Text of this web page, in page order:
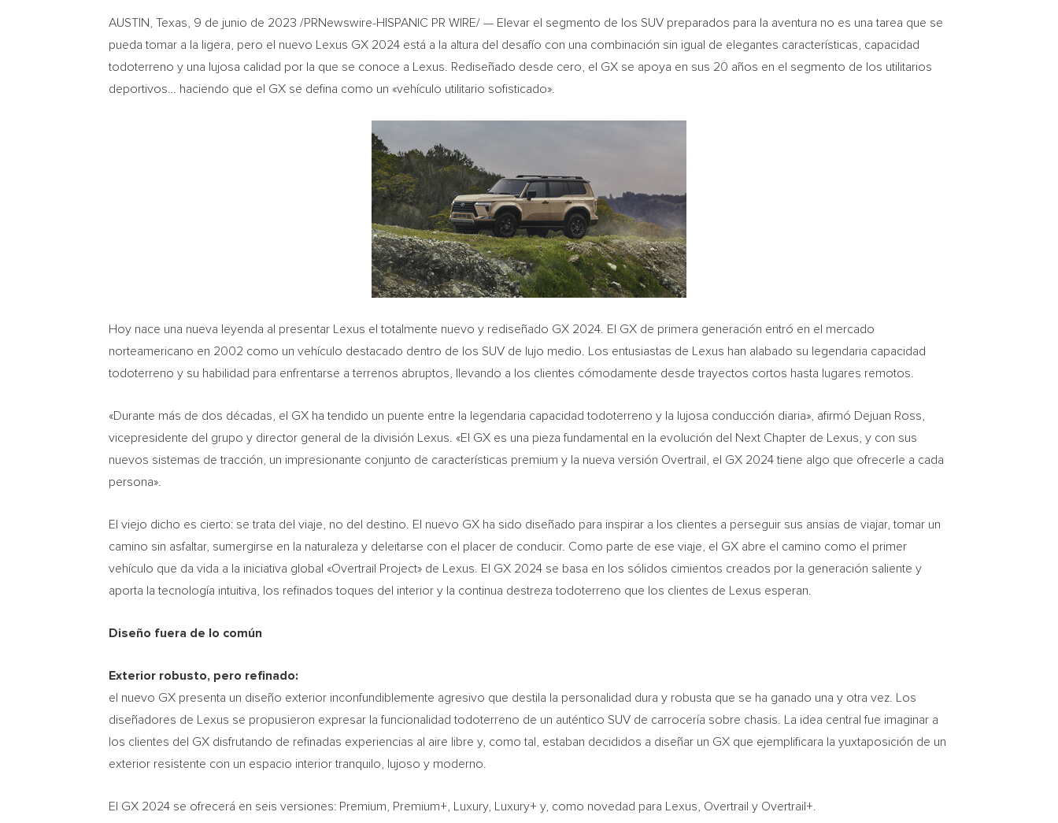
AUSTIN, Texas 9 de junio de 2023 /PRNewswire-HISPANIC PR WIRE/ — Elevar el segmento de los SUV preparados para la aventura no es una tarea que se
pueda tomar a la ligera, pero el nuevo Lexus GX 2024 está a la altura del desafío con una combinación sin igual de elegantes características, capacidad
todoterreno y una lujosa calidad por la que se conoce a Lexus. Rediseñado desde cero, el GX se apoya en sus 20 años en el segmento de los utilitarios
deportivos… haciendo que el GX se defina como un «vehículo utilitario sofisticado».
Hoy nace una nueva leyenda al presentar Lexus el totalmente nuevo y rediseñado GX 2024. El GX de primera generación entró en el mercado
norteamericano en 2002 como un vehículo destacado dentro de los SUV de lujo medio. Los entusiastas de Lexus han alabado su legendaria capacidad
todoterreno y su habilidad para enfrentarse a terrenos abruptos, llevando a los clientes cómodamente desde trayectos cortos hasta lugares remotos.
«Durante más de dos décadas, el GX ha tendido un puente entre la legendaria capacidad todoterreno y la lujosa conducción diaria», afirmó Dejuan Ross
vicepresidente del grupo y director general de la división Lexus. «El GX es una pieza fundamental en la evolución del Next Chapter de Lexus, y con sus
nuevos sistemas de tracción, un impresionante conjunto de características premium y la nueva versión Overtrail, el GX 2024 tiene algo que ofrecerle a cada
persona».
El viejo dicho es cierto: se trata del viaje, no del destino. El nuevo GX ha sido diseñado para inspirar a los clientes a perseguir sus ansias de viajar, tomar un
camino sin asfaltar, sumergirse en la naturaleza y deleitarse con el placer de conducir. Como parte de ese viaje, el GX abre el camino como el primer
vehículo que da vida a la iniciativa global «Overtrail Project» de Lexus. El GX 2024 se basa en los sólidos cimientos creados por la generación saliente y
aporta la tecnología intuitiva, los refinados toques del interior y la continua destreza todoterreno que los clientes de Lexus esperan.
Diseño fuera de lo común
Exterior robusto, pero refinado:
el nuevo GX presenta un diseño exterior inconfundiblemente agresivo que destila la personalidad dura y robusta que se ha ganado una y otra vez. Los
diseñadores de Lexus se propusieron expresar la funcionalidad todoterreno de un auténtico SUV de carrocería sobre chasis. La idea central fue imaginar a
los clientes del GX disfrutando de refinadas experiencias al aire libre y, como tal, estaban decididos a diseñar un GX que ejemplificara la yuxtaposición de un
exterior resistente con un espacio interior tranquilo, lujoso y moderno.
El GX 2024 se ofrecerá en seis versiones: Premium, Premium+, Luxury, Luxury+ y, como novedad para Lexus, Overtrail y Overtrail+.